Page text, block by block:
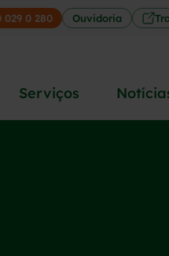
029 0 280 Ouvidoria
Serviços